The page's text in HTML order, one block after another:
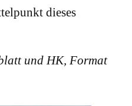
dieses
und HK, Format